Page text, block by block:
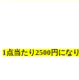
1点当たり2500円にな